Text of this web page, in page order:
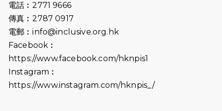
2026-06-25
（19:00開始）
2026-06-18
猛龍長跑隊恆常練習 - 6月18日
2026-06-11
猛龍長跑隊恆常練習 - 6月11日（19:00
電話︰2771 9666
傳真︰2787 0917
電郵︰info@inclusive.org.hk
Facebook︰
https://www.facebook.com/hknpis1
Instagram︰
https://www.instagram.com/hknpis_/